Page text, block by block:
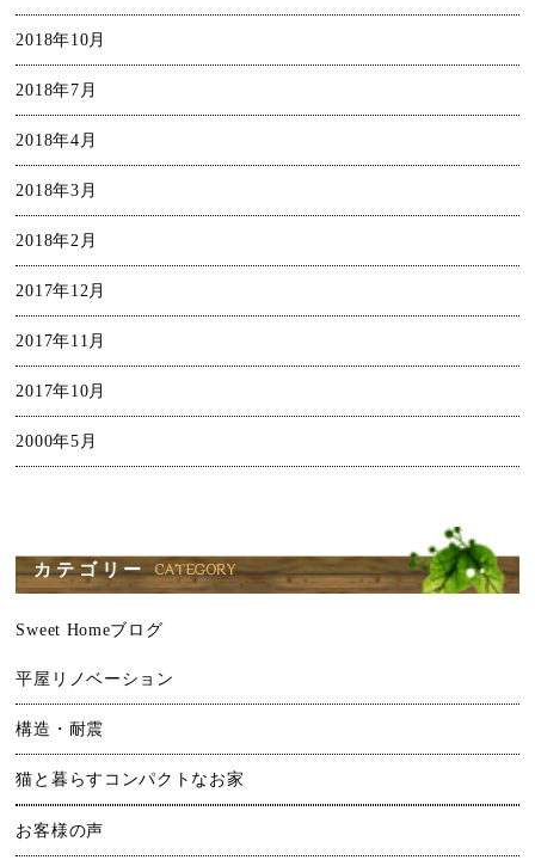
2018年10月
2018年7月
2018年4月
2018年3月
2018年2月
2017年12月
2017年11月
2017年10月
2000年5月
カテゴリー
Sweet Homeブログ
平屋リノベーション
構造・耐震
猫と暮らすコンパクトなお家
お客様の声